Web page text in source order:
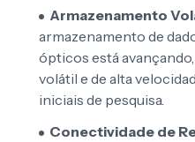
Armazenamento
armazenamento de
ópticos está
volátil e de alta
iniciais de pesquisa.
Conectividade de